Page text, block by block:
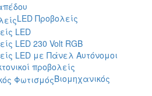
LED Προβολείς
LED
LED 230 Volt RGB
LED με Πάνελ Αυτόνομοι
προβολείς
Βιομηχανικός